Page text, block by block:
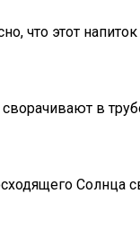
что этот
в
Солнца